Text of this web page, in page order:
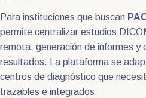
Para instituciones que buscan
permite centralizar estudios
remota, generación de informes y
resultados. La plataforma se
centros de diagnóstico que
trazables e integrados.